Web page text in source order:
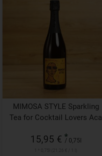
MIMOSA STYLE Sparkling
Tea for Cocktail Lovers Aca
15,95 € *
/ 0,75l